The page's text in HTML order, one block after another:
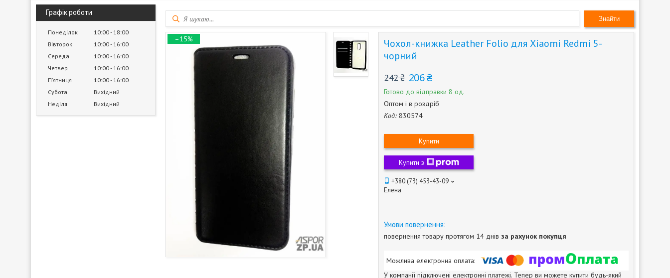
Графік роботи
Понеділок 10:00 18:00
Вівторок
10:00 16:00
Середа
10:00 16:00
Четвер
10:00 16:00
Пʼятниця
10:00 16:00
Субота
Вихідний
Неділя
Вихідний
Знайти
–15%
Чохол-книжка Leather Folio для Xiaomi Redmi 5-
чорний
242 ₴ 206 ₴
Готово до відправки 8 од.
Оптом і в роздріб
Код: 830574
Купити
Купити з
+380 (73) 453-43-09
Елена
повернення товару протягом 14 днів за рахунок покупця
У компанії підключені електронні платежі. Тепер ви можете купити будь-який